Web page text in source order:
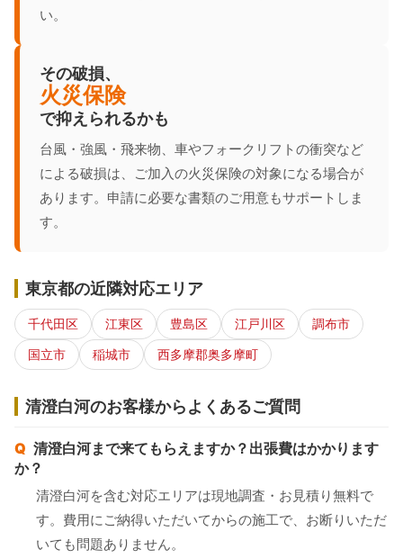
い。
その破損、
火災保険
で抑えられるかも
台風・強風・飛来物、車やフォークリフトの衝突など
による破損は、ご加入の火災保険の対象になる場合が
あります。申請に必要な書類のご用意もサポートしま
す。
東京都の近隣対応エリア
千代田区 江東区 豊島区 江戸川区
調布市
国立市
稲城市 西多摩郡奥多摩町
清澄白河のお客様からよくあるご質問
清澄白河まで来てもらえますか？出張費はかかります
か？
清澄白河を含む対応エリアは現地調査・お見積り無料で
す。費用にご納得いただいてからの施工で、お断りいただ
いても問題ありません。